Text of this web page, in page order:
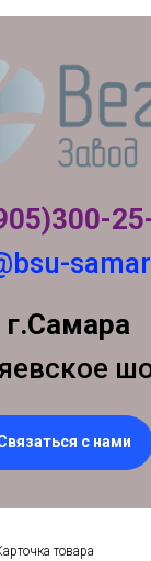
г.Самара
с нами
товара